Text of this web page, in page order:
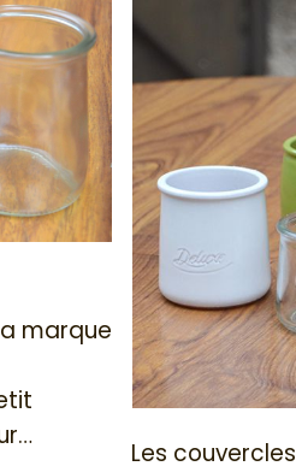
marque
Les couvercles